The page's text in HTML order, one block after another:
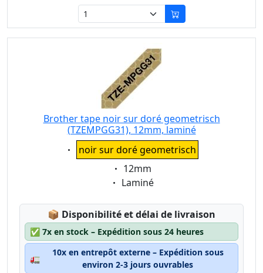
Brother tape noir sur doré geometrisch
(TZEMPGG31), 12mm, laminé
Eigenschaft:
noir sur doré geometrisch
Eigenschaft:
12mm
Eigenschaft:
Laminé
📦 Lagerstatus:
Disponibilité et délai de livraison
✅ 7x en stock – Expédition sous 24 heures
🚛
10x en entrepôt externe – Expédition sous
environ 2-3 jours ouvrables